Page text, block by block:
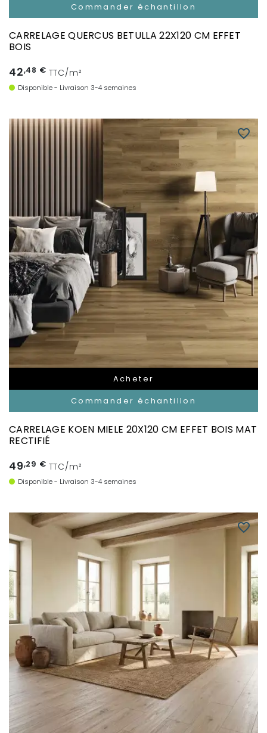
Commander échantillon
CARRELAGE QUERCUS BETULLA 22X120 CM EFFET
BOIS
42,48 € TTC/m²
Disponible - Livraison 3-4 semaines
Acheter
Commander échantillon
favorite_border
CARRELAGE KOEN MIELE 20X120 CM EFFET BOIS MAT
RECTIFIÉ
49,29 € TTC/m²
Disponible - Livraison 3-4 semaines
favorite_border